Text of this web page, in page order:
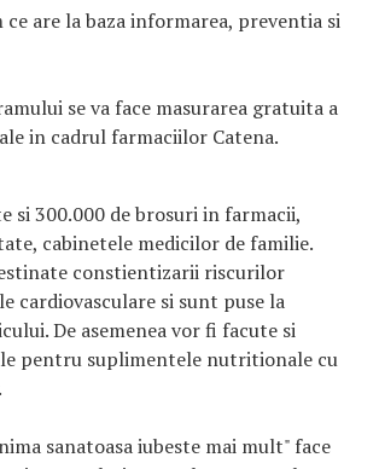
are la baza informarea, preventia si
se va face masurarea gratuita a
in cadrul farmaciilor Catena.
si 300.000 de brosuri in farmacii,
cabinetele medicilor de familie.
constientizarii riscurilor
cardiovasculare si sunt puse la
De asemenea vor fi facute si
pentru suplimentele nutritionale cu
sanatoasa iubeste mai mult" face